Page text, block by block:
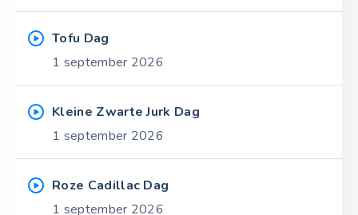
Tofu Dag
1 september 2026
Kleine Zwarte Jurk Dag
1 september 2026
Roze Cadillac Dag
1 september 2026